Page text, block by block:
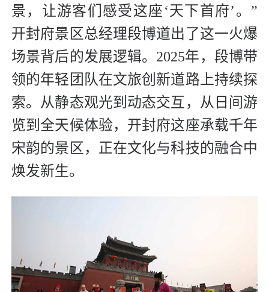
景，让游客们感受这座‘天下首府’。”
开封府景区总经理段博道出了这一火爆
场景背后的发展逻辑。2025年，段博带
领的年轻团队在文旅创新道路上持续探
索。从静态观光到动态交互，从日间游
览到全天候体验，开封府这座承载千年
宋韵的景区，正在文化与科技的融合中
焕发新生。